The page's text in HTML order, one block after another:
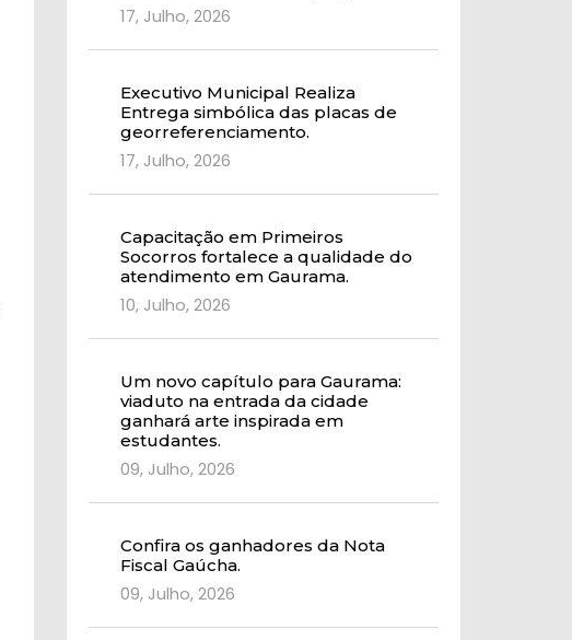
17, Julho, 2026
Executivo Municipal Realiza
Entrega simbólica das placas de
georreferenciamento.
17, Julho, 2026
Capacitação em Primeiros
Socorros fortalece a qualidade do
atendimento em Gaurama.
10, Julho, 2026
Um novo capítulo para Gaurama:
viaduto na entrada da cidade
ganhará arte inspirada em
estudantes.
09, Julho, 2026
Confira os ganhadores da Nota
Fiscal Gaúcha.
09, Julho, 2026